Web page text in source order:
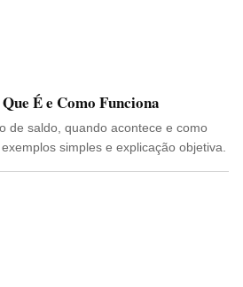
É e Como Funciona
de saldo, quando acontece e como
simples e explicação objetiva.